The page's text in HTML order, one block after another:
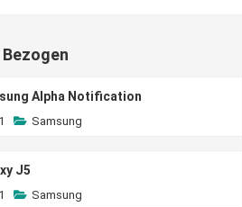
Alpha Notification
Samsung
J5
Samsung